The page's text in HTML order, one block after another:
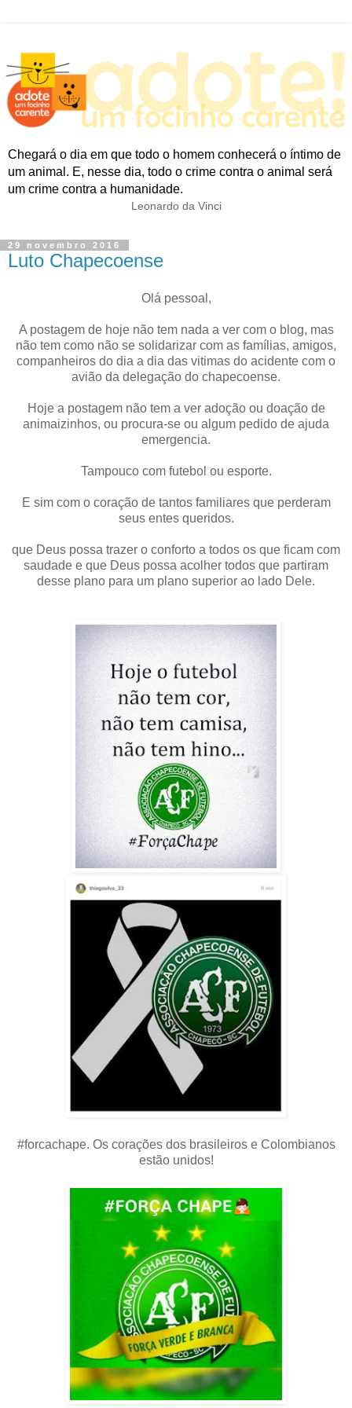
Chegará o dia em que todo o homem conhecerá o íntimo de
um animal. E, nesse dia, todo o crime contra o animal será
um crime contra a humanidade.
Leonardo da Vinci
29 novembro 2016
Luto Chapecoense
Olá pessoal,
A postagem de hoje não tem nada a ver com o blog, mas
não tem como não se solidarizar com as famílias, amigos,
companheiros do dia a dia das vitimas do acidente com o
avião da delegação do chapecoense.
Hoje a postagem não tem a ver adoção ou doação de
animaizinhos, ou procura-se ou algum pedido de ajuda
emergencia.
Tampouco com futebol ou esporte.
E sim com o coração de tantos familiares que perderam
seus entes queridos.
que Deus possa trazer o conforto a todos os que ficam com
saudade e que Deus possa acolher todos que partiram
desse plano para um plano superior ao lado Dele.
#forcachape. Os corações dos brasileiros e Colombianos
estão unidos!